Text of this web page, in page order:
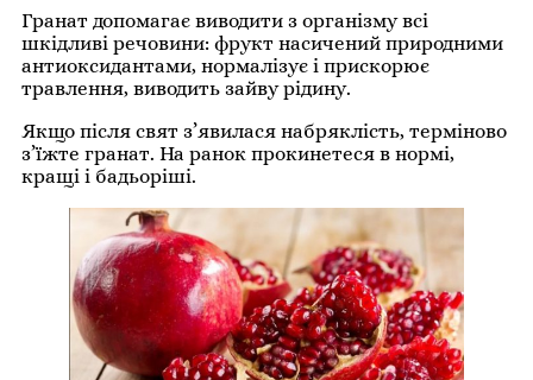
Гранат допомагає виводити з організму всі
шкідливі речовини: фрукт насичений природними
антиоксидантами, нормалізує і прискорює
травлення, виводить зайву рідину.
Якщо після свят з’явилася набряклість, терміново
з’їжте гранат. На ранок прокинетеся в нормі,
кращі і бадьоріші.